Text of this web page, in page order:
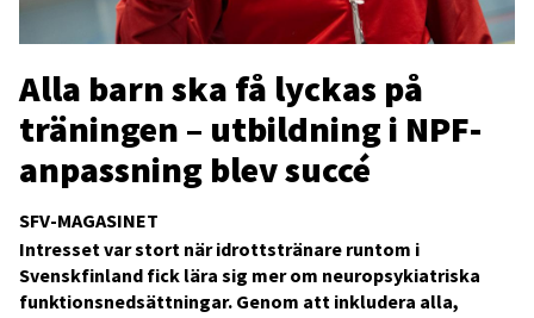
SFV-MAGASINET
Alla barn ska få lyckas på
träningen – utbildning i NPF-
anpassning blev succé
Intresset var stort när idrottstränare runtom i
Svenskfinland fick lära sig mer om neuropsykiatriska
funktionsnedsättningar. Genom att inkludera alla,